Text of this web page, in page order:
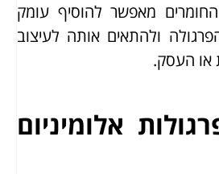
החומרים מאפשר להוסיף עומק
ולהתאים אותה לעיצוב
או העסק.
אלומיניום